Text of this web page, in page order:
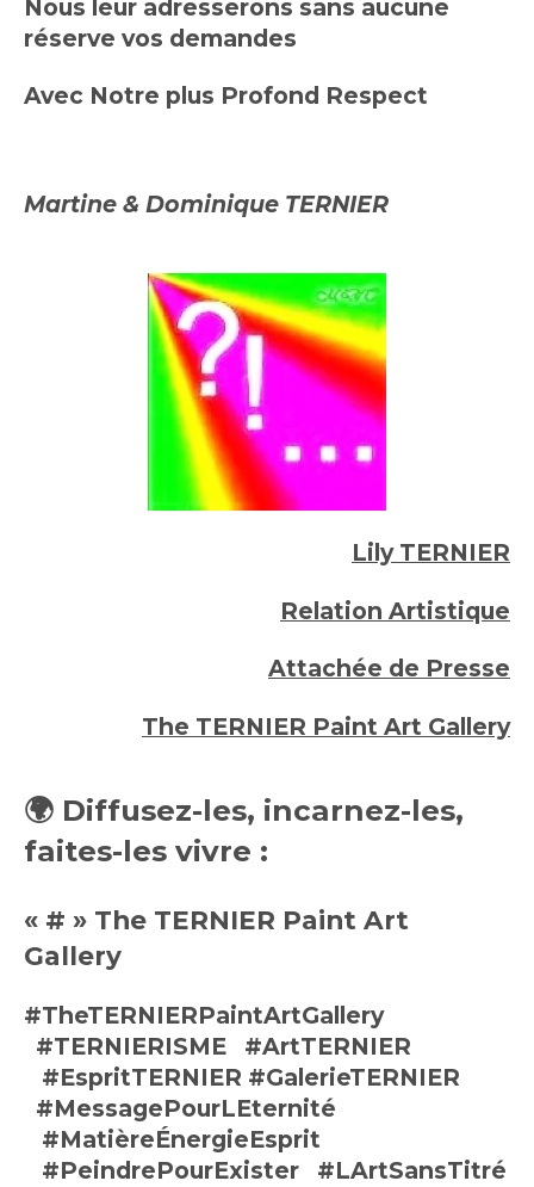
Nous leur adresserons sans aucune
réserve vos demandes
Avec Notre plus Profond Respect
Martine & Dominique TERNIER
Lily TERNIER
Relation Artistique
Attachée de Presse
The TERNIER Paint Art Gallery
🌍 Diffusez-les, incarnez-les,
faites-les vivre :
« # » The TERNIER Paint Art
Gallery
#TheTERNIERPaintArtGallery
#TERNIERISME
#ArtTERNIER
#EspritTERNIER #GalerieTERNIER
#MessagePourLEternité
#MatièreÉnergieEsprit
#PeindrePourExister
#LArtSansTitré